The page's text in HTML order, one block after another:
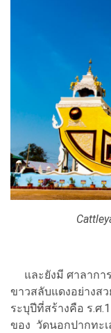
และยังมี ศาลาการ
ขาวสลับแดงอย่างส
ระบุปีที่สร้างคือ ร.ศ
ของ วัดนอกปากทะ